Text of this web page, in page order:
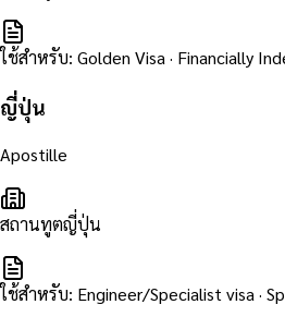
ใช้สำหรับ: Golden Visa · Financially
ญี่ปุ่น
Apostille
สถานทูตญี่ปุ่น
ใช้สำหรับ: Engineer/Specialist visa ·